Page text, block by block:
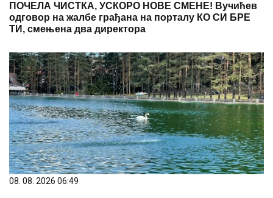
ПОЧЕЛА ЧИСТКА, УСКОРО НОВЕ СМЕНЕ! Вучићев
одговор на жалбе грађана на порталу КО СИ БРЕ
ТИ, смењена два директора
08. 08. 2026 06:49